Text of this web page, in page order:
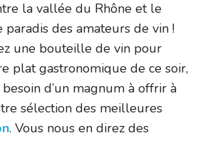
la vallée du Rhône et le
paradis des amateurs de vin !
une bouteille de vin pour
plat gastronomique de ce soir,
d’un magnum à offrir à
sélection des meilleures
. Vous nous en direz des